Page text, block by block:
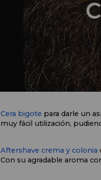
Cera bigote para darle un
muy fácil utilización,
Aftershave crema y colonia
Con su agradable aroma